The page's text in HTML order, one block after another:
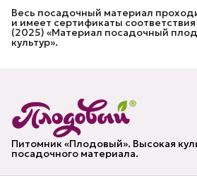
Весь посадочный материал
и имеет сертификаты
(2025) «Материал посадочный
культур».
Питомник «Плодовый». Высокая
посадочного материала.